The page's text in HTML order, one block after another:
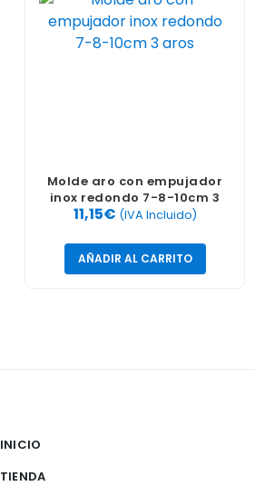
Molde aro con empujador
inox redondo 7-8-10cm 3
aros
11,15€ (IVA Incluido)
AÑADIR AL CARRITO
INICIO
TIENDA